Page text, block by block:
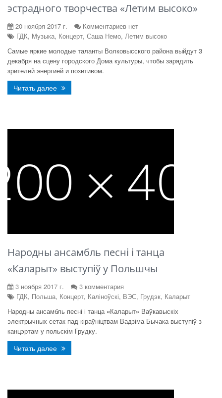
эстрадного творчества «Летим высоко»
20 ноября 2017 г.
Комментариев нет
ГДК, Музыка, Концерт, Саша Немо, Летим высоко
Самые яркие молодые таланты Волковысского района выйдут 3
декабря на сцену городского Дома культуры, чтобы зарядить
зрителей энергией и позитивом.
Читать далее
Народны ансамбль песні і танца
«Каларыт» выступіў у Польшчы
3 ноября 2017 г.
3 комментария
ГДК, Польша, Концерт, Каліноўскі, ВЭС, Грудэк, Каларыт
Народны ансамбль песні і танца «Каларыт» Ваўкавыскіх
электрычных сетак пад кіраўніцтвам Вадзіма Бычака выступіў з
канцэртам у польскім Грудку.
Читать далее